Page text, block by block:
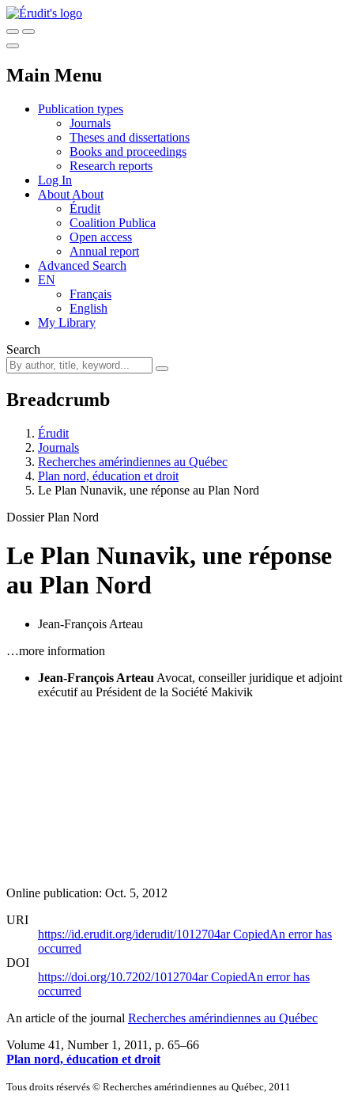
Main Menu
Publication types
Journals
Theses and dissertations
Books and proceedings
Research reports
Log In
About About
Érudit
Coalition Publica
Open access
Annual report
Advanced Search
EN
Français
English
My Library
Search
Breadcrumb
Érudit
Journals
Recherches amérindiennes au Québec
Plan nord, éducation et droit
Le Plan Nunavik, une réponse au Plan Nord
Dossier Plan Nord
Le Plan Nunavik, une réponse
au Plan Nord
Jean-François Arteau
…more information
Jean-François Arteau Avocat, conseiller juridique et adjoint
exécutif au Président de la Société Makivik
Online publication: Oct. 5, 2012
URI
https://id.erudit.org/iderudit/1012704arCopiedAn error has
occurred
DOI
https://doi.org/10.7202/1012704arCopiedAn error has
occurred
An article of the journal Recherches amérindiennes au Québec
Volume 41, Number 1, 2011 , p. 65–66
Plan nord, éducation et droit
Tous droits réservés © Recherches amérindiennes au Québec, 2011